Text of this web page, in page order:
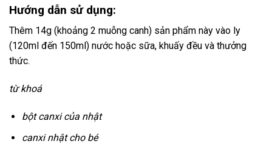
Hướng dẫn sử dụng:
Thêm 14g (khoảng 2 muỗng canh) sản phẩm này vào ly
(120ml đến 150ml) nước hoặc sữa, khuấy đều và thưởng
thức.
từ khoá
bột canxi của nhật
canxi nhật cho bé